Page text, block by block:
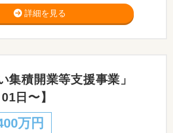
詳細を見る
集積開業等支援事業」
日〜】
万円